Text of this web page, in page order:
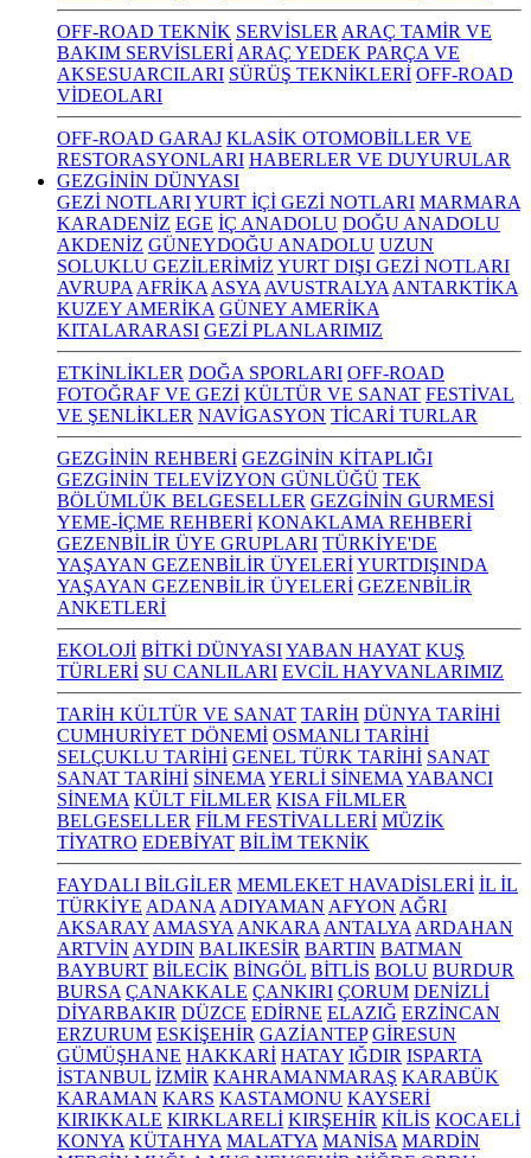
OFF-ROAD TEKNİK SERVİSLER ARAÇ TAMİR VE
BAKIM SERVİSLERİ ARAÇ YEDEK PARÇA VE
AKSESUARCILARI SÜRÜŞ TEKNİKLERİ OFF-ROAD
VİDEOLARI
OFF-ROAD GARAJ KLASİK OTOMOBİLLER VE
RESTORASYONLARI HABERLER VE DUYURULAR
GEZGİNİN DÜNYASI
GEZİ NOTLARIYURT İÇİ GEZİ NOTLARI MARMARA
KARADENİZ EGE İÇ ANADOLU DOĞU ANADOLU
AKDENİZ GÜNEYDOĞU ANADOLU UZUN
SOLUKLU GEZİLERİMİZ YURT DIŞI GEZİ NOTLARI
AVRUPA AFRİKA ASYA AVUSTRALYA ANTARKTİKA
KUZEY AMERİKA GÜNEY AMERİKA
KITALARARASI GEZİ PLANLARIMIZ
ETKİNLİKLER DOĞA SPORLARI OFF-ROAD
FOTOĞRAF VE GEZİ KÜLTÜR VE SANAT FESTİVAL
VE ŞENLİKLER NAVİGASYON TİCARİ TURLAR
GEZGİNİN REHBERİ GEZGİNİN KİTAPLIĞI
GEZGİNİN TELEVİZYON GÜNLÜĞÜ TEK
BÖLÜMLÜK BELGESELLER GEZGİNİN GURMESİ
YEME-İÇME REHBERİ KONAKLAMA REHBERİ
GEZENBİLİR ÜYE GRUPLARI TÜRKİYE'DE
YAŞAYAN GEZENBİLİR ÜYELERİYURTDIŞINDA
YAŞAYAN GEZENBİLİR ÜYELERİ GEZENBİLİR
ANKETLERİ
EKOLOJİ BİTKİ DÜNYASIYABAN HAYAT KUŞ
TÜRLERİ SU CANLILARI EVCİL HAYVANLARIMIZ
TARİH KÜLTÜR VE SANAT TARİH DÜNYA TARİHİ
CUMHURİYET DÖNEMİ OSMANLI TARİHİ
SELÇUKLU TARİHİ GENEL TÜRK TARİHİ SANAT
SANAT TARİHİ SİNEMA YERLİ SİNEMA YABANCI
SİNEMA KÜLT FİLMLER KISA FİLMLER
BELGESELLER FİLM FESTİVALLERİ MÜZİK
TİYATRO EDEBİYAT BİLİM TEKNİK
FAYDALI BİLGİLER MEMLEKET HAVADİSLERİ İL İL
TÜRKİYE ADANA ADIYAMAN AFYON AĞRI
AKSARAY AMASYA ANKARA ANTALYA ARDAHAN
ARTVİN AYDIN BALIKESİR BARTIN BATMAN
BAYBURT BİLECİK BİNGÖL BİTLİS BOLU BURDUR
BURSA ÇANAKKALE ÇANKIRI ÇORUM DENİZLİ
DİYARBAKIR DÜZCE EDİRNE ELAZIĞ ERZİNCAN
ERZURUM ESKİŞEHİR GAZİANTEP GİRESUN
GÜMÜŞHANE HAKKARİ HATAY IĞDIR ISPARTA
İSTANBUL İZMİR KAHRAMANMARAŞ KARABÜK
KARAMAN KARS KASTAMONU KAYSERİ
KIRIKKALE KIRKLARELİ KIRŞEHİR KİLİS KOCAELİ
KONYA KÜTAHYA MALATYA MANİSA MARDİN